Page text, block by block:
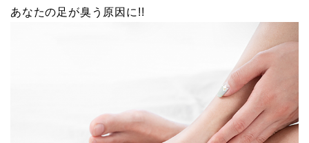
あなたの足が臭う原因に!!